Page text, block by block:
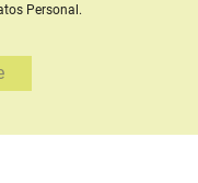
Personal.